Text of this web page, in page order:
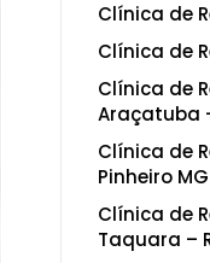
Clínica de
Clínica de
Clínica de
Araçatuba
Clínica de
Pinheiro MG
Clínica de
Taquara –